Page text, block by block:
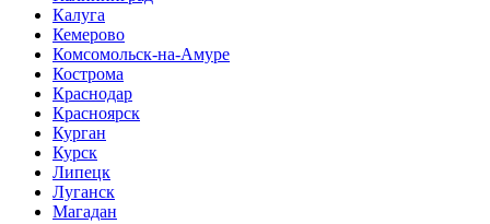
Калуга
Кемерово
Комсомольск-на-Амуре
Кострома
Краснодар
Красноярск
Курган
Курск
Липецк
Луганск
Магадан